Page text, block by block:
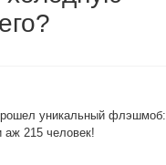
уникальный флэшмоб:
аж 215 человек!